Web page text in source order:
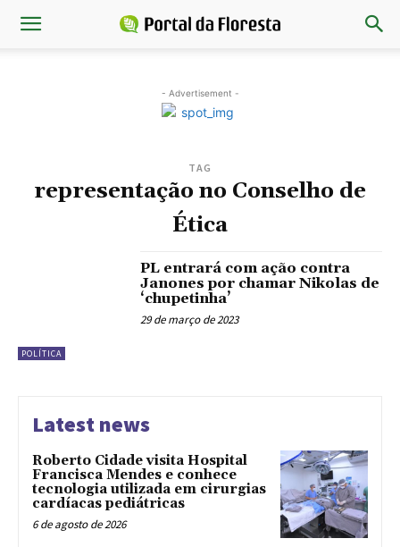
- Advertisement -
TAG
representação no Conselho de
Ética
POLÍTICA
PL entrará com ação contra
Janones por chamar Nikolas de
‘chupetinha’
29 de março de 2023
Latest news
Roberto Cidade visita Hospital
Francisca Mendes e conhece
tecnologia utilizada em cirurgias
cardíacas pediátricas
6 de agosto de 2026